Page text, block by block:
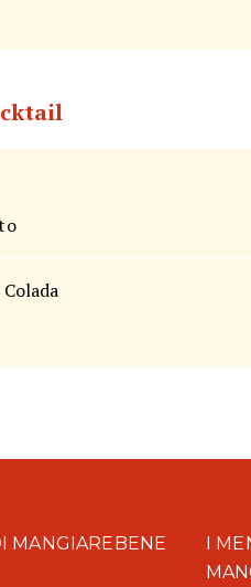
MANGIAREBENE
I